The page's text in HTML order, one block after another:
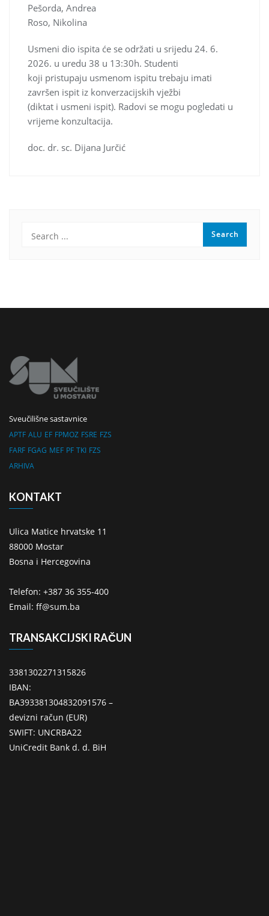
Pešorda, Andrea
Roso, Nikolina
Usmeni dio ispita će se održati u srijedu 24. 6.
2026. u uredu 38 u 13:30h. Studenti
koji pristupaju usmenom ispitu trebaju imati
završen ispit iz konverzacijskih vježbi
(diktat i usmeni ispit). Radovi se mogu pogledati u
vrijeme konzultacija.
doc. dr. sc. Dijana Jurčić
Sveučilišne sastavnice
APTF ALU EF FPMOZ FSRE FZS
FARF FGAG MEF PF TKI FZS
ARHIVA
KONTAKT
Ulica Matice hrvatske 11
88000 Mostar
Bosna i Hercegovina
Telefon: +387 36 355-400
Email: ff@sum.ba
TRANSAKCIJSKI RAČUN
3381302271315826
IBAN:
BA393381304832091576 –
devizni račun (EUR)
SWIFT: UNCRBA22
UniCredit Bank d. d. BiH